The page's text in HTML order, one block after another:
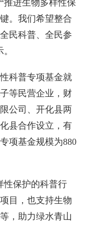
推进生物多样性保
。我们希望整合
民科普、全民参
科普专项基金就
等民营企业，财
公司、开化县两
县合作设立，有
项基金规模为880
性保护的科普行
目，也支持生物
，助力绿水青山